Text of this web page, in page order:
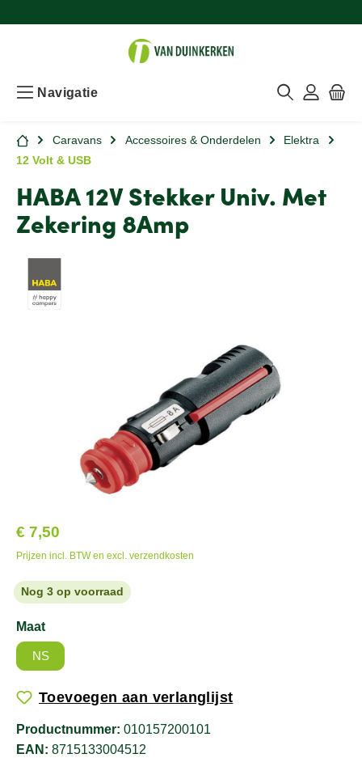
Navigatie
Caravans Accessoires & Onderdelen
Elektra
12 Volt & USB
HABA 12V Stekker Univ. Met
Zekering 8Amp
€ 7,50
Prijzen incl. BTW en excl. verzendkosten
Nog 3 op voorraad
Maat
NS
Toevoegen aan verlanglijst
Productnummer: 010157200101
EAN: 8715133004512